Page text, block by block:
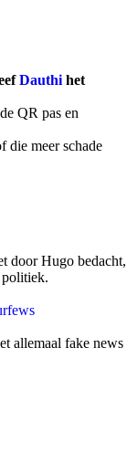
Dauthi het
QR pas en
die meer schade
door Hugo bedacht,
politiek.
allemaal fake news